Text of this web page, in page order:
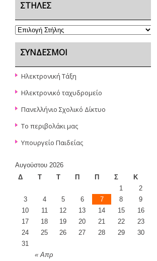
ΣΤΉΛΕΣ
ΣΎΝΔΕΣΜΟΙ
Ηλεκτρονική Τάξη
Ηλεκτρονικό ταχυδρομείο
Πανελλήνιο Σχολικό Δίκτυο
Το περιβολάκι μας
Υπουργείο Παιδείας
Αυγούστου 2026
Δ
Τ Τ Π Π Σ Κ
« Απρ
1
2
3
4 5 6 7 8
9
10
11 12 13 14 15
16
17
18 19 20 21 22
23
24
25 26 27 28 29
30
31